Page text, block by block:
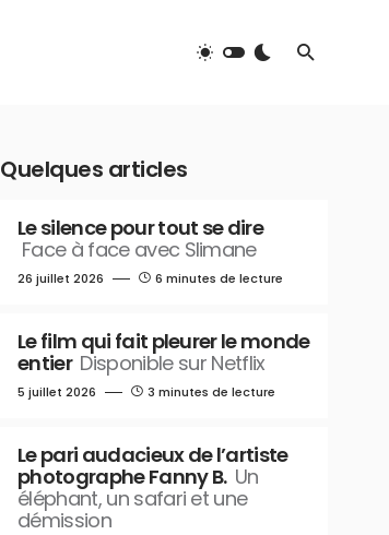
Quelques articles
Le silence pour tout se dire
Face à face avec Slimane
26 juillet 2026 6 minutes de lecture
Le film qui fait pleurer le monde
entier Disponible sur Netflix
5 juillet 2026 3 minutes de lecture
Le pari audacieux de l’artiste
photographe Fanny B. Un
éléphant, un safari et une
démission